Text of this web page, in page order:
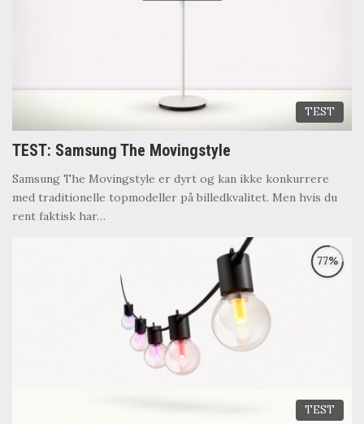
TEST
TEST: Samsung The Movingstyle
Samsung The Movingstyle er dyrt og kan ikke konkurrere
med traditionelle topmodeller på billedkvalitet. Men hvis du
rent faktisk har…
TEST